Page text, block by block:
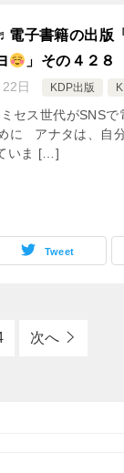
子書籍の出版
」その４２８
日 KDP出版
ミセス世代がSNS
アナタは、自分
いま […]
Tweet
次へ